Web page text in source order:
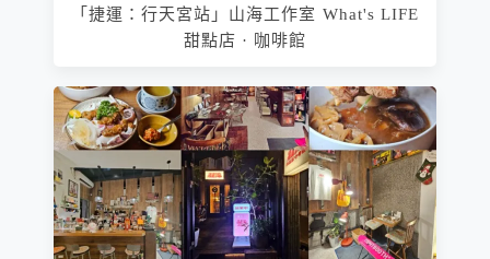
「捷運：行天宮站」山海工作室 What's LIFE
甜點店 · 咖啡館